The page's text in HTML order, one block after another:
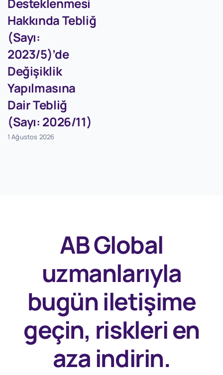
Desteklenmesi
Hakkında Tebliğ
(Sayı:
2023/5)’de
Değişiklik
Yapılmasına
Dair Tebliğ
(Sayı: 2026/11)
1 Ağustos 2026
AB Global
uzmanlarıyla
bugüniletişime
geçin, riskleri en
aza indirin.